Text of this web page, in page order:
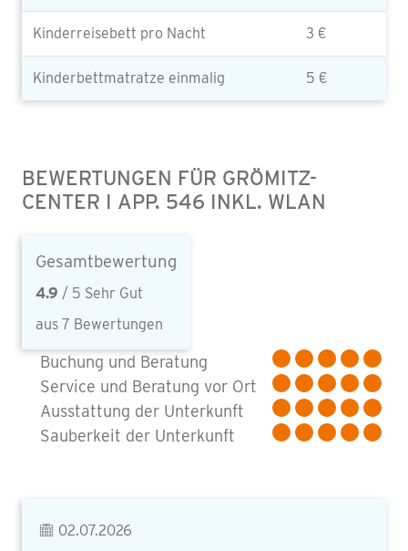
Kinderreisebett pro Nacht 3 €
Kinderbettmatratze einmalig 5 €
BEWERTUNGEN FÜR GRÖMITZ-
CENTER I APP. 546 INKL. WLAN
Gesamtbewertung
4.9 / 5 Sehr Gut
aus 7 Bewertungen
Buchung und Beratung
Service und Beratung vor Ort
Ausstattung der Unterkunft
Sauberkeit der Unterkunft
02.07.2026